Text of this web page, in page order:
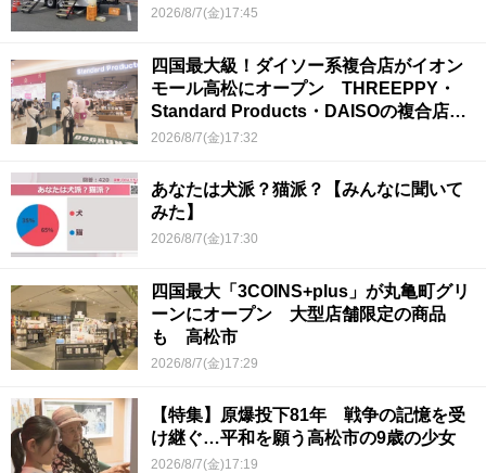
2026/8/7(金)17:45
四国最大級！ダイソー系複合店がイオン
モール高松にオープン THREEPPY・
Standard Products・DAISOの複合店は
香川県初
2026/8/7(金)17:32
あなたは犬派？猫派？【みんなに聞いて
みた】
2026/8/7(金)17:30
四国最大「3COINS+plus」が丸亀町グリ
ーンにオープン 大型店舗限定の商品
も 高松市
2026/8/7(金)17:29
【特集】原爆投下81年 戦争の記憶を受
け継ぐ…平和を願う高松市の9歳の少女
2026/8/7(金)17:19